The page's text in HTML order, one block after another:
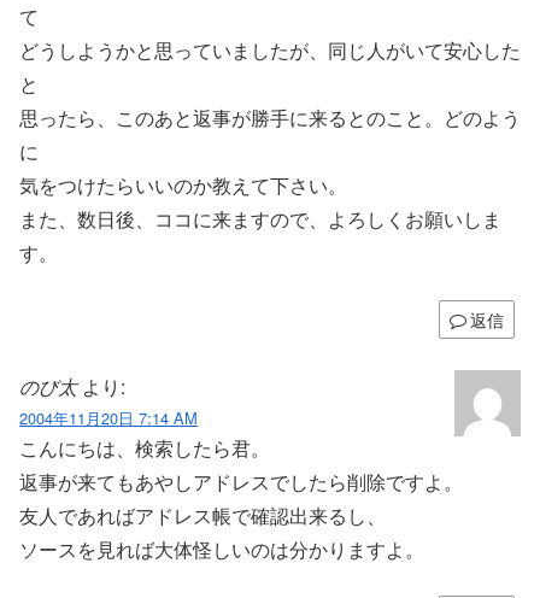
て
どうしようかと思っていましたが、同じ人がいて安心した
と
思ったら、このあと返事が勝手に来るとのこと。どのよう
に
気をつけたらいいのか教えて下さい。
また、数日後、ココに来ますので、よろしくお願いしま
す。
返信
のび太 より:
2004年11月20日 7:14 AM
こんにちは、検索したら君。
返事が来てもあやしアドレスでしたら削除ですよ。
友人であればアドレス帳で確認出来るし、
ソースを見れば大体怪しいのは分かりますよ。